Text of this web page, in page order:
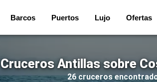
Barcos Puertos Lujo Ofertas
Cruceros Antillas sobre
26 cruceros